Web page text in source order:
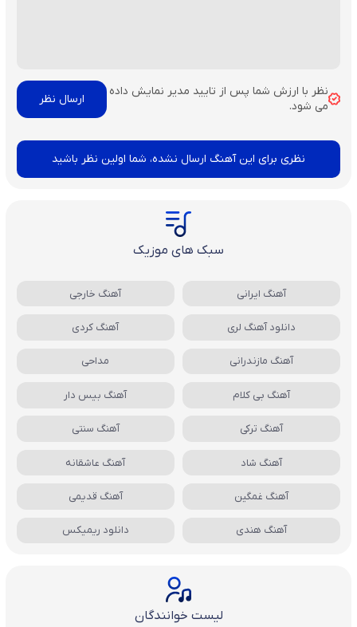
نظر با ارزش شما پس از تایید مدیر نمایش داده
می شود.
نظری برای این آهنگ ارسال نشده، شما اولین نظر باشید
سبک های موزیک
آهنگ ایرانی آهنگ خارجی
دانلود آهنگ لری آهنگ کردی
آهنگ مازندرانی مداحی
آهنگ بی کلام آهنگ بیس دار
آهنگ ترکی آهنگ سنتی
آهنگ شاد آهنگ عاشقانه
آهنگ غمگین آهنگ قدیمی
آهنگ هندی دانلود ریمیکس
لیست خوانندگان